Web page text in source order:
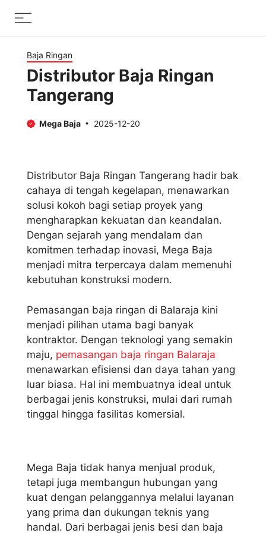
Menu
Baja Ringan
Distributor Baja Ringan
Tangerang
Mega Baja 2025-12-20
Distributor Baja Ringan Tangerang hadir bak
cahaya di tengah kegelapan, menawarkan
solusi kokoh bagi setiap proyek yang
mengharapkan kekuatan dan keandalan.
Dengan sejarah yang mendalam dan
komitmen terhadap inovasi, Mega Baja
menjadi mitra terpercaya dalam memenuhi
kebutuhan konstruksi modern.
Pemasangan baja ringan di Balaraja kini
menjadi pilihan utama bagi banyak
kontraktor. Dengan teknologi yang semakin
maju, pemasangan baja ringan Balaraja
menawarkan efisiensi dan daya tahan yang
luar biasa. Hal ini membuatnya ideal untuk
berbagai jenis konstruksi, mulai dari rumah
tinggal hingga fasilitas komersial.
Mega Baja tidak hanya menjual produk,
tetapi juga membangun hubungan yang
kuat dengan pelanggannya melalui layanan
yang prima dan dukungan teknis yang
handal. Dari berbagai jenis besi dan baja